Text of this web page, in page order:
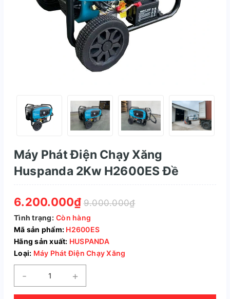
Máy Phát Điện Chạy Xăng
Huspanda 2Kw H2600ES Đề
6.200.000₫ 9.000.000₫
Tình trạng: Còn hàng
Mã sản phẩm: H2600ES
Hãng sản xuất: HUSPANDA
Loại: Máy Phát Điện Chạy Xăng
- +